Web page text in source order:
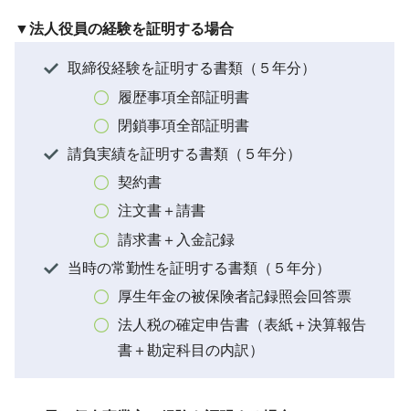
▼法人役員の経験を証明する場合
取締役経験を証明する書類（５年分）
履歴事項全部証明書
閉鎖事項全部証明書
請負実績を証明する書類（５年分）
契約書
注文書＋請書
請求書＋入金記録
当時の常勤性を証明する書類（５年分）
厚生年金の被保険者記録照会回答票
法人税の確定申告書（表紙＋決算報告
書＋勘定科目の内訳）